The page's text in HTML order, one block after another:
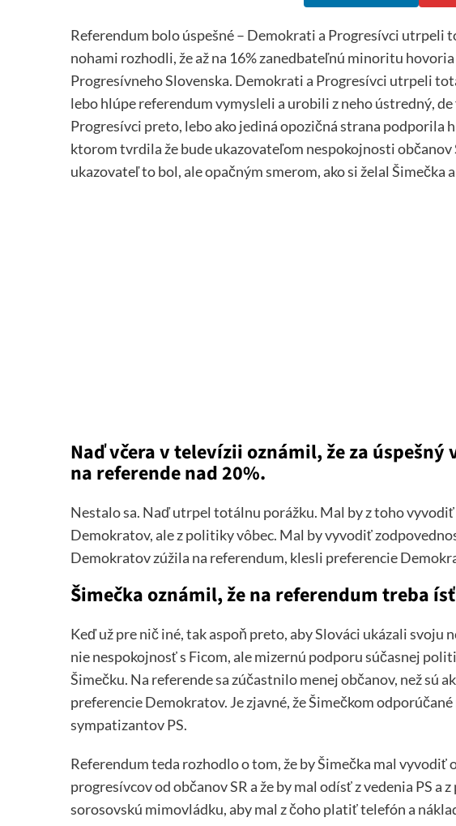
Referendum bolo úspešné – Demokrati a Progresívci utrpeli
nohami rozhodli, že až na 16% zanedbateľnú minoritu
Progresívneho Slovenska. Demokrati a Progresívci utrpeli
lebo hlúpe referendum vymysleli a urobili z neho ústredný,
Progresívci preto, lebo ako jediná opozičná strana podporila
ktorom tvrdila že bude ukazovateľom nespokojnosti občanov
ukazovateľ to bol, ale opačným smerom, ako si želal Šimečka
Naď včera v televízii oznámil, že za
na referende nad 20%.
Nestalo sa. Naď utrpel totálnu porážku. Mal by z toho
Demokratov, ale z politiky vôbec. Mal by vyvodiť
Demokratov zúžila na referendum, klesli preferencie
Šimečka oznámil, že na referendum treba
Keď už pre nič iné, tak aspoň preto, aby Slováci ukázali svoju
nie nespokojnosť s Ficom, ale mizernú podporu súčasnej
Šimečku. Na referende sa zúčastnilo menej občanov, než sú
preferencie Demokratov. Je zjavné, že Šimečkom
sympatizantov PS.
Referendum teda rozhodlo o tom, že by Šimečka mal
progresívcov od občanov SR a že by mal odísť z vedenia PS a
sorosovskú mimovládku, aby mal z čoho platiť telefón a